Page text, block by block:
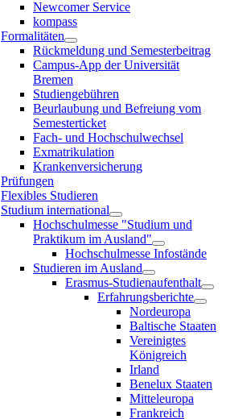
Newcomer Service
kompass
Formalitäten
Rückmeldung und Semesterbeitrag
Campus-App der Universität
Bremen
Studiengebühren
Beurlaubung und Befreiung vom
Semesterticket
Fach- und Hochschulwechsel
Exmatrikulation
Krankenversicherung
Prüfungen
Flexibles Studieren
Studium international
Hochschulmesse "Studium und
Praktikum im Ausland"
Hochschulmesse Infostände
Studieren im Ausland
Erasmus-Studienaufenthalt
Erfahrungsberichte
Nordeuropa
Baltische Staaten
Vereinigtes
Königreich
Irland
Benelux Staaten
Mitteleuropa
Frankreich